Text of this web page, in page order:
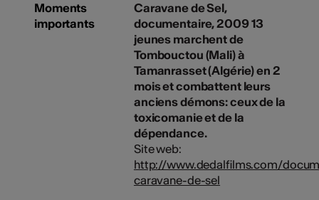
Moments
importants
Caravane de Sel,
documentaire, 2009 13
jeunes marchent de
Tombouctou (Mali) à
Tamanrasset (Algérie) en 2
mois et combattent leurs
anciens démons: ceux de la
toxicomanie et de la
dépendance.
Site web:
http://www.dedalfilms.com/
caravane-de-sel